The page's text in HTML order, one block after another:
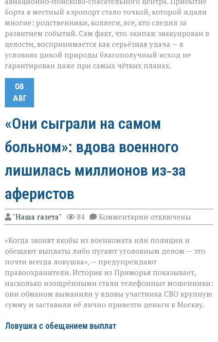
борта в местный аэропорт стало точкой, которой ждали
многие: родственники, коллеги, все, кто следил за
развитием событий. Сам факт, что экипаж эвакуирован в
целости, воспринимается как серьёзная удача — в
условиях дикой природы благополучный исход не
гарантирован даже при самых чётких планах.
08
АВГ
«Они сыграли на самом
больном»: вдова военного
лишилась миллионов из‑за
аферистов
"Наша газета" 84 Комментарии к
записи
сыграли
на
самом
больном»:
вдова
военного
лишилась
миллионов
из‑за
отключены
«Когда звонят якобы из военкомата или полиции и
обещают выплаты либо пугают уголовным делом — это
почти всегда ловушка», — предупреждают
правоохранители. История из Приморья показывает,
насколько изощрёнными стали телефонные мошенники:
они обманом выманили у вдовы участника СВО крупную
сумму и заставили её лично привезти деньги в Москву.
Ловушка с обещанием выплат